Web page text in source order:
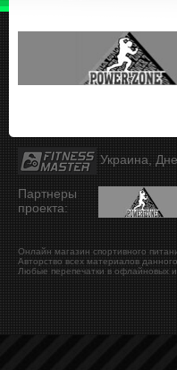
Украина,
Партнеры
проекта:
Онлайн магазин спортивного
Авторство всех материалов
Любые перепечатки в офлайновых